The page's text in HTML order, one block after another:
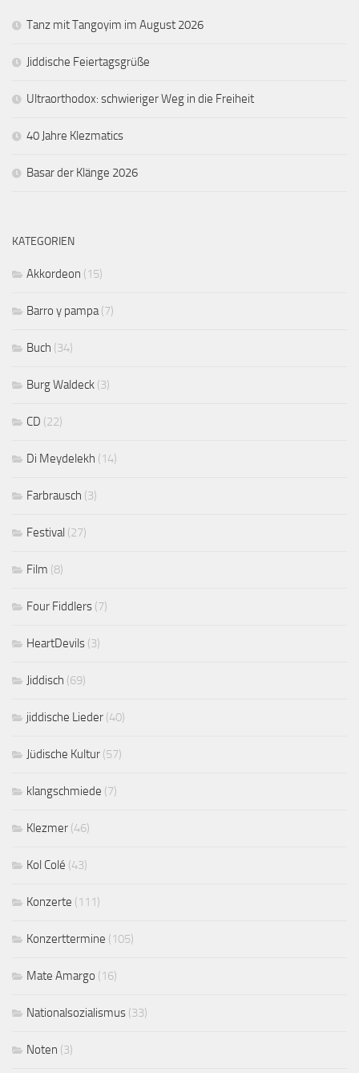
Tanz mit Tangoyim im August 2026
Jiddische Feiertagsgrüße
Ultraorthodox: schwieriger Weg in die Freiheit
40 Jahre Klezmatics
Basar der Klänge 2026
KATEGORIEN
Akkordeon (15)
Barro y pampa(7)
Buch (34)
Burg Waldeck (3)
CD (22)
Di Meydelekh (14)
Farbrausch (3)
Festival (27)
Film (8)
Four Fiddlers (7)
HeartDevils (3)
Jiddisch (69)
jiddische Lieder (40)
Jüdische Kultur (57)
klangschmiede (7)
Klezmer (46)
Kol Colé (43)
Konzerte (111)
Konzerttermine (105)
Mate Amargo (16)
Nationalsozialismus (33)
Noten (3)